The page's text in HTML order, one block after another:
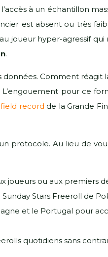
à un échantillon
est absent ou très
joueur hyper-agressif
.
Comment
pour ce
record de la Grande
protocole. Au lieu de
joueurs ou aux premiers
Stars Freeroll de
et le Portugal pour
quotidiens sans